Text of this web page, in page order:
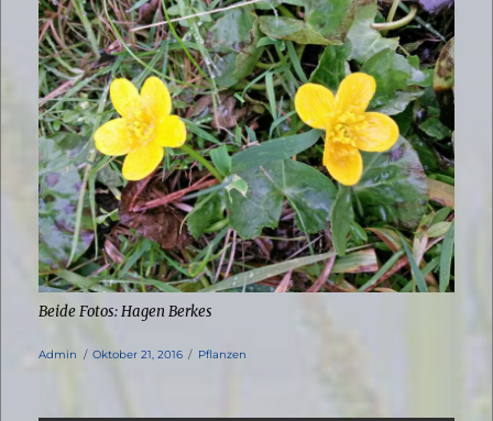
Beide Fotos: Hagen Berkes
Autor
Admin
Veröffentlicht
Oktober 21, 2016 Kategorien
Pflanzen